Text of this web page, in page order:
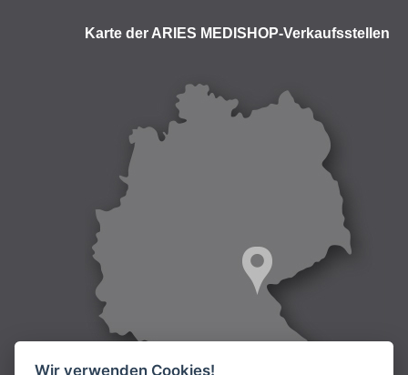
Karte der ARIES MEDISHOP-Verkaufsstellen
Wir verwenden Cookies!